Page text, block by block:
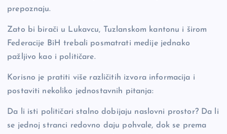
prepoznaju.
Zato bi birači u Lukavcu, Tuzlanskom kantonu i širom
Federacije BiH trebali posmatrati medije jednako
pažljivo kao i političare.
Korisno je pratiti više različitih izvora informacija i
postaviti nekoliko jednostavnih pitanja:
Da li isti političari stalno dobijaju naslovni prostor? Da li
se jednoj stranci redovno daju pohvale, dok se prema